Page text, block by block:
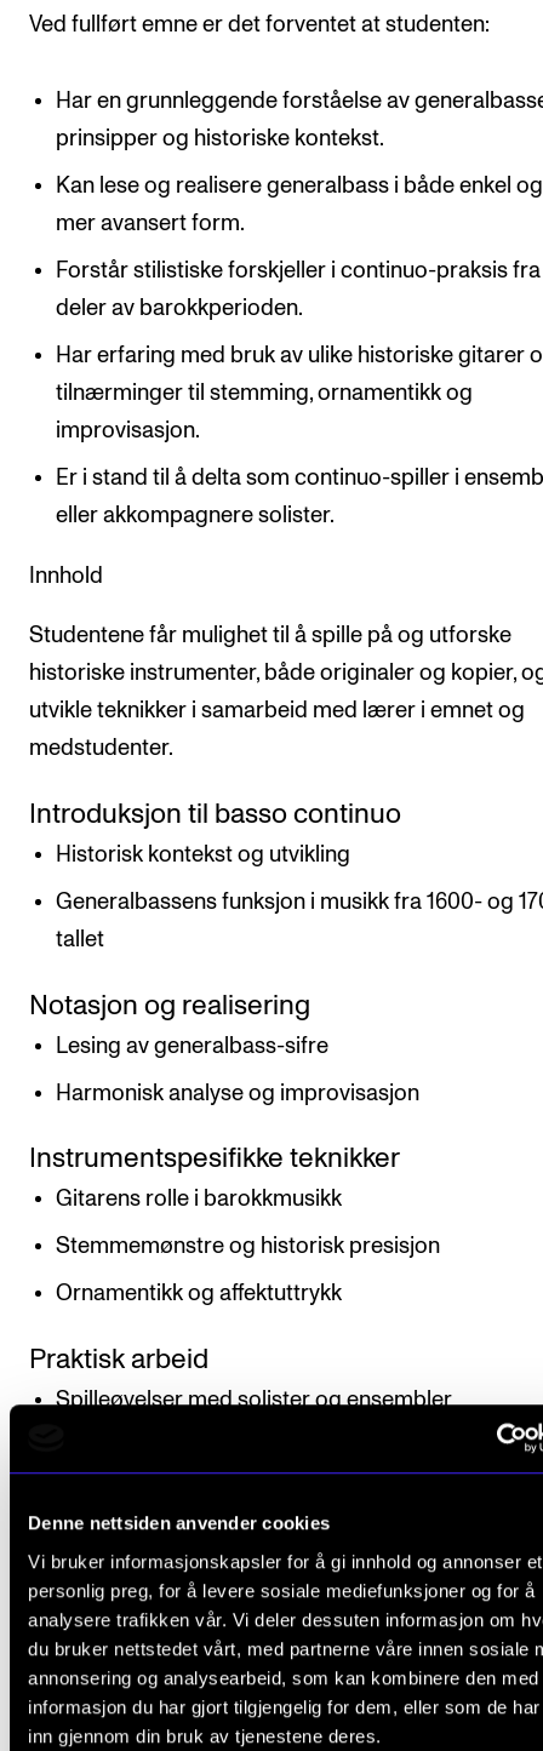
Denne nettsiden anvender cookies
Vi bruker informasjonskapsler for å gi innhold og annonser et
personlig preg, for å levere sosiale mediefunksjoner og for å
analysere trafikken vår. Vi deler dessuten informasjon om
du bruker nettstedet vårt, med partnerne våre innen sosiale
annonsering og analysearbeid, som kan kombinere den med
informasjon du har gjort tilgjengelig for dem, eller som de
inn gjennom din bruk av tjenestene deres.
Ved fullført emne er det forventet at studenten:
Har en grunnleggende forståelse av
prinsipper og historiske kontekst.
Kan lese og realisere generalbass i både enkel
mer avansert form.
Forstår stilistiske forskjeller i continuo-praksis
deler av barokkperioden.
Har erfaring med bruk av ulike historiske gitarer
tilnærminger til stemming, ornamentikk og
improvisasjon.
Er i stand til å delta som continuo-spiller i
eller akkompagnere solister.
Innhold
Studentene får mulighet til å spille på og utforske
historiske instrumenter, både originaler og kopier,
utvikle teknikker i samarbeid med lærer i emnet og
medstudenter.
Introduksjon til basso continuo
Historisk kontekst og utvikling
Generalbassens funksjon i musikk fra 1600- og
tallet
Notasjon og realisering
Lesing av generalbass-sifre
Harmonisk analyse og improvisasjon
Instrumentspesifikke teknikker
Gitarens rolle i barokkmusikk
Stemmemønstre og historisk presisjon
Ornamentikk og affektuttrykk
Praktisk arbeid
Spilleøvelser med solister og ensembler
Repertoarstudier fra barokken, med fokus på
Monteverdi, De Visee, Vivaldi og Bach
Organisering
Emnet undervises ukentlig over to semestre.